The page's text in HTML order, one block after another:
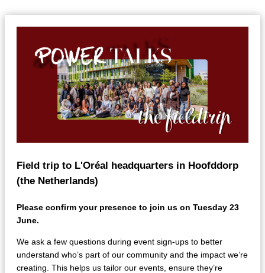
Field trip to L'Oréal headquarters in Hoofddorp
(the Netherlands)
Please confirm your presence to join us on Tuesday 23
June.
We ask a few questions during event sign-ups to better
understand who’s part of our community and the impact we’re
creating. This helps us tailor our events, ensure they’re